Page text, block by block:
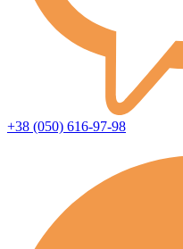
+38 (050) 616-97-98